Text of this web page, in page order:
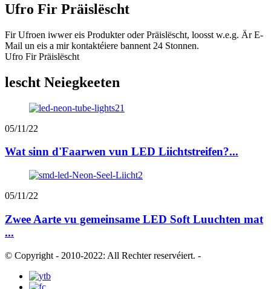
Ufro Fir Präislëscht
Fir Ufroen iwwer eis Produkter oder Präislëscht, loosst w.e.g. Är E-
Mail un eis a mir kontaktéiere bannent 24 Stonnen.
Ufro Fir Präislëscht
lescht Neiegkeeten
05/11/22
Wat sinn d'Faarwen vun LED Liichtstreifen?...
05/11/22
Zwee Aarte vu gemeinsame LED Soft Luuchten mat
...
© Copyright - 2010-2022: All Rechter reservéiert. -